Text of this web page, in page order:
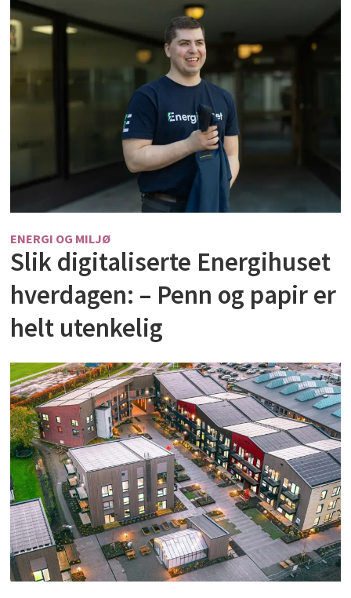
ENERGI OG MILJØ
Slik digitaliserte Energihuset
hverdagen: – Penn og papir er
helt utenkelig